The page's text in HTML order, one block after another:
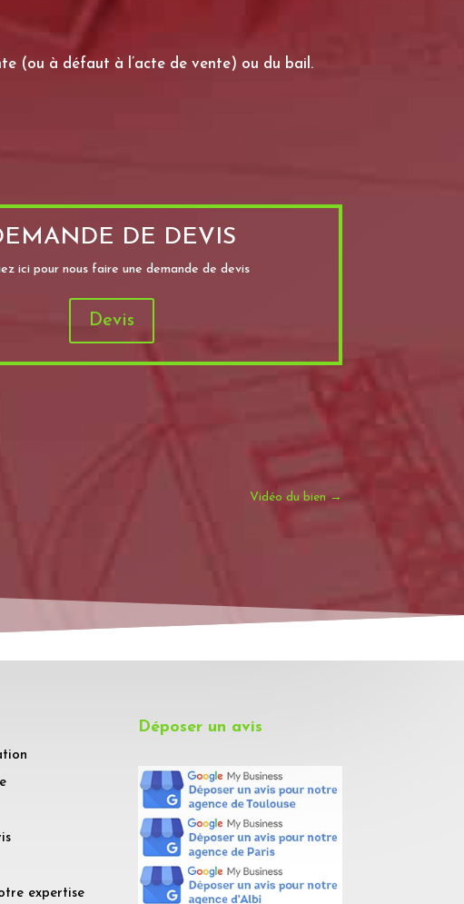
(ou à défaut à l’acte de vente) ou du bail.
DE DEVIS
ici pour nous faire une demande de devis
Devis
Vidéo du bien →
expertise
Déposer un avis